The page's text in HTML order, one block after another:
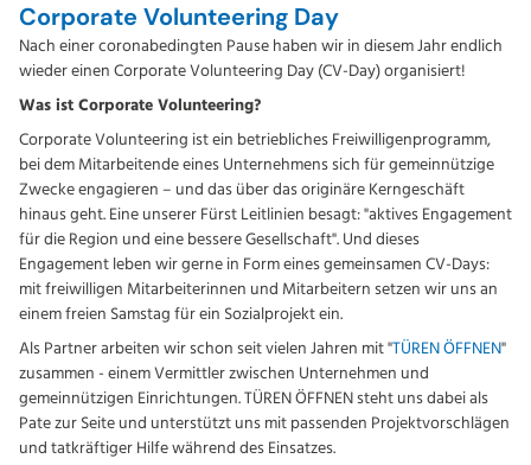
Corporate Volunteering Day
Nach einer coronabedingten Pause haben wir in diesem Jahr endlich
wieder einen Corporate Volunteering Day (CV-Day) organisiert!
Was ist Corporate Volunteering?
Corporate Volunteering ist ein betriebliches Freiwilligenprogramm,
bei dem Mitarbeitende eines Unternehmens sich für gemeinnützige
Zwecke engagieren – und das über das originäre Kerngeschäft
hinaus geht. Eine unserer Fürst Leitlinien besagt: "aktives Engagement
für die Region und eine bessere Gesellschaft". Und dieses
Engagement leben wir gerne in Form eines gemeinsamen CV-Days:
mit freiwilligen Mitarbeiterinnen und Mitarbeitern setzen wir uns an
einem freien Samstag für ein Sozialprojekt ein.
Als Partner arbeiten wir schon seit vielen Jahren mit "TÜREN ÖFFNEN"
zusammen - einem Vermittler zwischen Unternehmen und
gemeinnützigen Einrichtungen. TÜREN ÖFFNEN steht uns dabei als
Pate zur Seite und unterstützt uns mit passenden Projektvorschlägen
und tatkräftiger Hilfe während des Einsatzes.